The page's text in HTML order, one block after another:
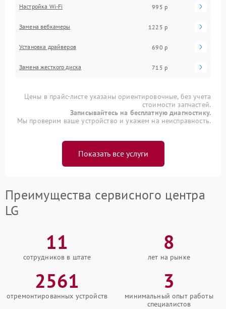
Настройка Wi-Fi 995 р
Замена вебкамеры 1225 р
Установка драйверов 690 р
Замена жесткого диска 715 р
Цены в прайс-листе указаны ориентировочные, без учета
стоимости запчастей.
Записывайтесь на бесплатную диагностику.
Мы проверим ваше устройство и укажем на неисправность.
Показать все услуги
Преимущества сервисного центра
LG
11
сотрудников в штате
8
лет на рынке
2561
отремонтированных устройств
3
минимальный опыт работы
специалистов